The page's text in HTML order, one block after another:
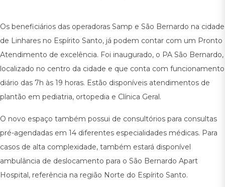
Os beneficiários das operadoras Samp e São Bernardo na cidade
de Linhares no Espírito Santo, já podem contar com um Pronto
Atendimento de excelência. Foi inaugurado, o PA São Bernardo,
localizado no centro da cidade e que conta com funcionamento
diário das 7h às 19 horas. Estão disponíveis atendimentos de
plantão em pediatria, ortopedia e Clínica Geral.
O novo espaço também possui de consultórios para consultas
pré-agendadas em 14 diferentes especialidades médicas. Para
casos de alta complexidade, também estará disponível
ambulância de deslocamento para o São Bernardo Apart
Hospital, referência na região Norte do Espírito Santo.